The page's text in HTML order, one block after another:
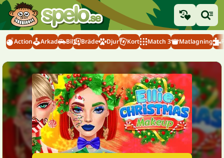
Action Arkad Bil Bräde Djur Kort Match 3 Matlagning